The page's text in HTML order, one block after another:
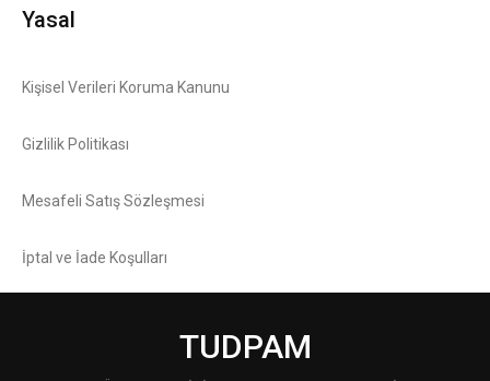
Yasal
Kişisel Verileri Koruma Kanunu
Gizlilik Politikası
Mesafeli Satış Sözleşmesi
İptal ve İade Koşulları
TUDPAM